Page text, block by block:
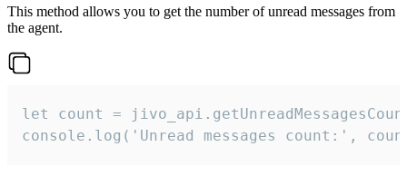
This method allows you to get the number of unread messages from
the agent.
let count =
console.log('Unread messages count:',